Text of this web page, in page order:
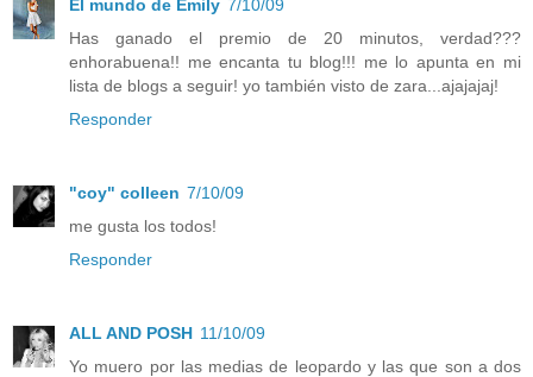
El mundo de Emily 7/10/09
Has ganado el premio de 20 minutos, verdad???
enhorabuena!! me encanta tu blog!!! me lo apunta en mi
lista de blogs a seguir! yo también visto de zara...ajajajaj!
Responder
"coy" colleen 7/10/09
me gusta los todos!
Responder
ALL AND POSH 11/10/09
Yo muero por las medias de leopardo y las que son a dos